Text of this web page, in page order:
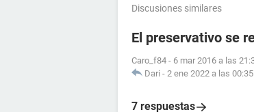
Discusiones similares
El preservativo se
Caro_f84 - 6 mar 2016 a las
Dari - 2 ene 2022 a las 00:35
7 respuestas